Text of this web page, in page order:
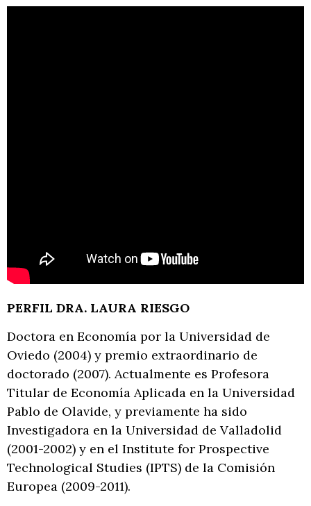
PERFIL DRA. LAURA RIESGO
Doctora en Economía por la Universidad de
Oviedo (2004) y premio extraordinario de
doctorado (2007). Actualmente es Profesora
Titular de Economía Aplicada en la Universidad
Pablo de Olavide, y previamente ha sido
Investigadora en la Universidad de Valladolid
(2001-2002) y en el Institute for Prospective
Technological Studies (IPTS) de la Comisión
Europea (2009-2011).